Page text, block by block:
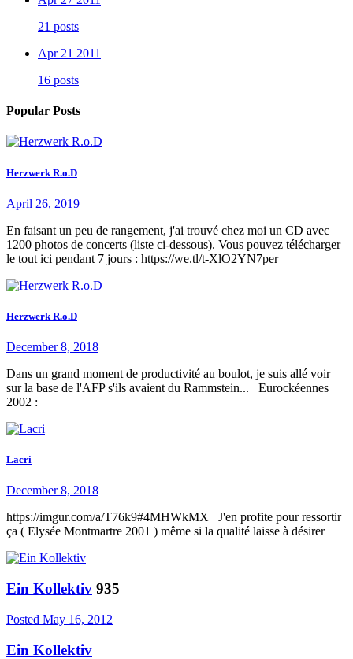
21 posts
Apr 21 2011
16 posts
Popular Posts
Herzwerk R.o.D
April 26, 2019
En faisant un peu de rangement, j'ai trouvé chez moi un CD avec
1200 photos de concerts (liste ci-dessous). Vous pouvez télécharger
le tout ici pendant 7 jours : https://we.tl/t-XlO2YN7per
Herzwerk R.o.D
December 8, 2018
Dans un grand moment de productivité au boulot, je suis allé voir
sur la base de l'AFP s'ils avaient du Rammstein... Eurockéennes
2002 :
Lacri
December 8, 2018
https://imgur.com/a/T76k9#4MHWkMX J'en profite pour ressortir
ça ( Elysée Montmartre 2001 ) même si la qualité laisse à désirer
Ein Kollektiv 935
Posted May 16, 2012
Ein Kollektiv